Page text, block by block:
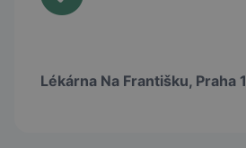
Lékárna Na Františku, Praha 1